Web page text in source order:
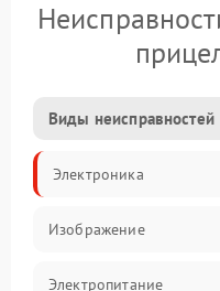
Виды неисправностей
Электроника
Изображение
Электропитание